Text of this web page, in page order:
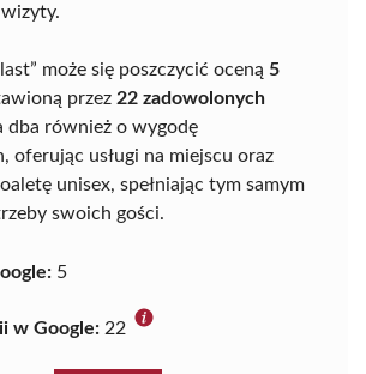
może się poszczycić oceną 5
przez 22 zadowolonych
dba również o wygodę
oferując usługi na miejscu oraz
unisex, spełniając tym samym
swoich gości.
5
w Google: 22